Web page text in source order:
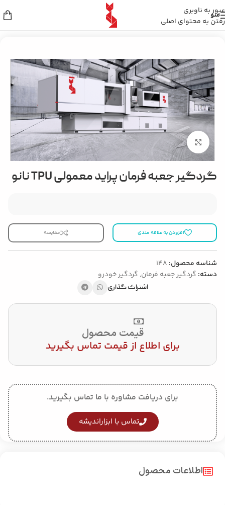
عبور به ناوبری
رفتن به محتوای اصلی
منو
خانه/گردگیر خودرو/ گردگیر جعبه فرمان
بزرگنمایی تصویر
گردگیر جعبه فرمان پراید معمولی TPU نانو
افزودن به علاقه مندی مقایسه
شناسه محصول: 148
دسته: گردگیر جعبه فرمان, گردگیر خودرو
اشتراک گذاری
قیمت محصول
برای اطلاع از قیمت تماس بگیرید
برای دریافت مشاوره با ما تماس بگیرید.
تماس با ابزاراندیشه
اطلاعات محصول